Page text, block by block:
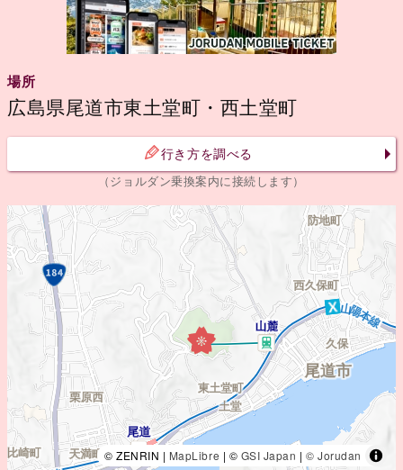
場所
広島県尾道市東土堂町・西土堂町
行き方を調べる
（ジョルダン乗換案内に接続します）
© ZENRIN | MapLibre | © GSI Japan |© Jorudan